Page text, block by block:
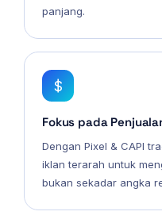
panjang.
$
Fokus pada
Dengan Pixel & CAPI
iklan terarah untuk
bukan sekadar angka